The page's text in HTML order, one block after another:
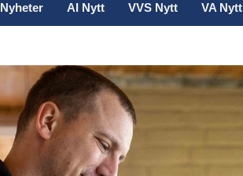
Nyheter AI Nytt VVS Nytt VA Nytt